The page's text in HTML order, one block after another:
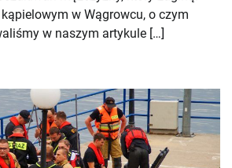
w Wągrowcu, o czym
w naszym artykule […]